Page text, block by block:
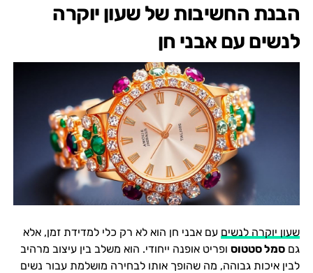
הבנת החשיבות של שעון יוקרה
לנשים עם אבני חן
שעון יוקרה לנשים עם אבני חן הוא לא רק כלי למדידת זמן, אלא
גם סמל סטטוסופריט אופנה ייחודי. הוא משלב בין עיצוב מרהיב
לבין איכות גבוהה, מה שהופך אותו לבחירה מושלמת עבור נשים